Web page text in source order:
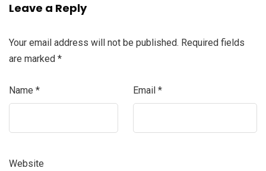
Leave a Reply
Your email address will not be published. Required fields
are marked *
Name * Email *
Website